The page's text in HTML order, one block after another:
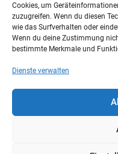
Cookies, um
zuzugreifen. Wenn du diesen
wie das Surfverhalten oder
Wenn du deine Zustimmung
bestimmte Merkmale und
Dienste verwalten
+